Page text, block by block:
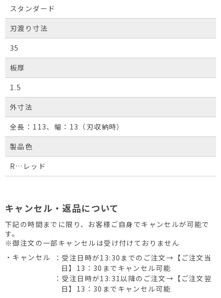
スタンダード
刃渡り寸法
35
板厚
1.5
外寸法
全長：113、幅：13（刃収納時）
製品色
R…レッド
キャンセル・返品について
下記の時間までに限り、お客様ご自身でキャンセルが可能で
す。
※御注文の一部キャンセルは受け付けておりません
・キャンセル
：受注日時が13:30までのご注文→【ご注文当
日】13：30までキャンセル可能
：受注日時が13:31以降のご注文→【ご注文翌
日】13：30までキャンセル可能